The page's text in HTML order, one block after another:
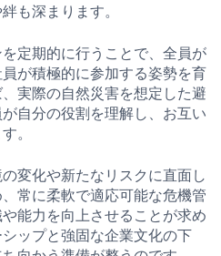
も深まります。
定期的に行うことで、全員が
が積極的に参加する姿勢を育
実際の自然災害を想定した避
自分の役割を理解し、お互い
。
変化や新たなリスクに直面し
常に柔軟で適応可能な危機管
能力を向上させることが求め
ップと強固な企業文化の下